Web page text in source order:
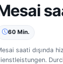
60 Min.
saati dışında